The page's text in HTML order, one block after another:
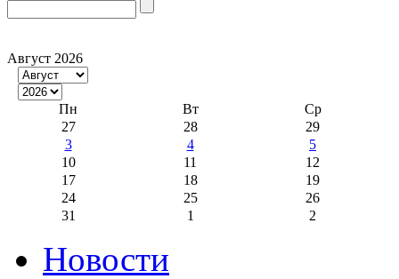
Август 2026
Пн Вт
Ср
27
28
29
3
4
5
10
11
12
17
18
19
24
25
26
31
1 2
Новости